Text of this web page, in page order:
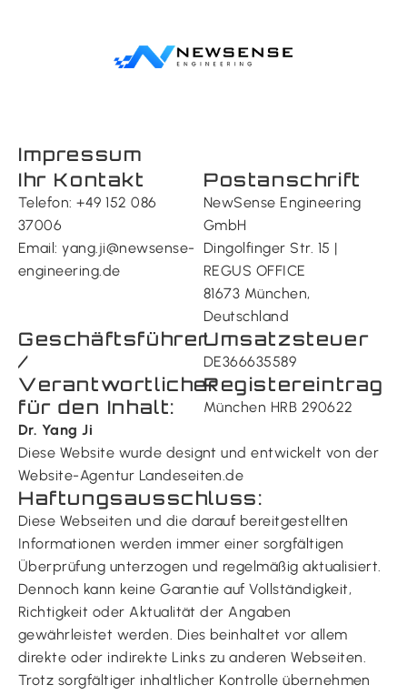
Impressum
Ihr Kontakt
Telefon:+49 152 086
37006
Email:yang.ji@newsense-
engineering.de
Postanschrift
NewSense Engineering
GmbH
Dingolfinger Str. 15 |
REGUS OFFICE
81673 München,
Deutschland
Geschäftsführer
/
Verantwortlicher
für den Inhalt:
Dr. Yang Ji
Umsatzsteuer
DE366635589
Registereintrag
München HRB 290622
Diese Website wurde designt und entwickelt von der
Website-Agentur Landeseiten.de
Haftungsausschluss:
Diese Webseiten und die darauf bereitgestellten
Informationen werden immer einer sorgfältigen
Überprüfung unterzogen und regelmäßig aktualisiert.
Dennoch kann keine Garantie auf Vollständigkeit,
Richtigkeit oder Aktualität der Angaben
gewährleistet werden. Dies beinhaltet vor allem
direkte oder indirekte Links zu anderen Webseiten.
Trotz sorgfältiger inhaltlicher Kontrolle übernehmen